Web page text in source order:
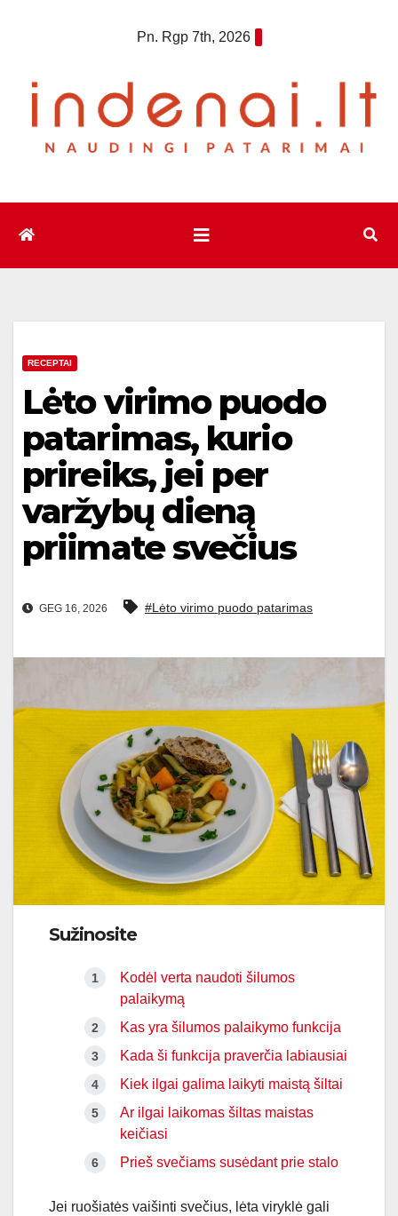
Pn. Rgp 7th, 2026
RECEPTAI
Lėto virimo puodo
patarimas, kurio
prireiks, jei per
varžybų dieną
priimate svečius
GEG 16, 2026 #Lėto virimo puodo patarimas
Sužinosite
Kodėl verta naudoti šilumos
palaikymą
Kas yra šilumos palaikymo funkcija
Kada ši funkcija praverčia labiausiai
Kiek ilgai galima laikyti maistą šiltai
Ar ilgai laikomas šiltas maistas
keičiasi
Prieš svečiams susėdant prie stalo
Jei ruošiatės vaišinti svečius, lėta viryklė gali